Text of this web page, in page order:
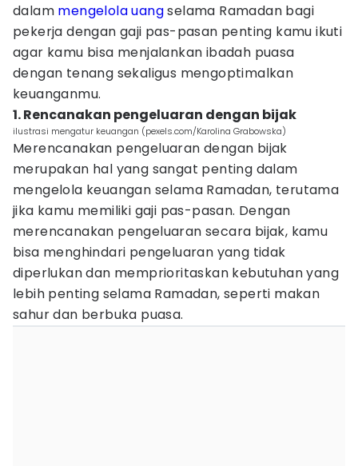
dalam mengelola uangselama Ramadan bagi
pekerja dengan gaji pas-pasan penting kamu ikuti
agar kamu bisa menjalankan ibadah puasa
dengan tenang sekaligus mengoptimalkan
keuanganmu.
1. Rencanakan pengeluaran dengan bijak
ilustrasi mengatur keuangan (pexels.com/Karolina Grabowska)
Merencanakan pengeluaran dengan bijak
merupakan hal yang sangat penting dalam
mengelola keuangan selama Ramadan, terutama
jika kamu memiliki gaji pas-pasan. Dengan
merencanakan pengeluaran secara bijak, kamu
bisa menghindari pengeluaran yang tidak
diperlukan dan memprioritaskan kebutuhan yang
lebih penting selama Ramadan, seperti makan
sahur dan berbuka puasa.